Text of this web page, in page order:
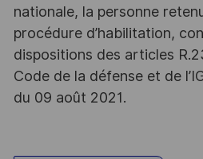
nationale, la personne
procédure d’habilitation,
dispositions des articles
Code de la défense et de
du 09 août 2021.